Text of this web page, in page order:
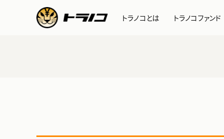
トラノコとは トラノコファンド